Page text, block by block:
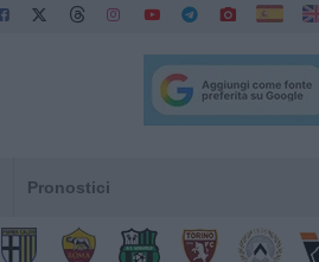
Pronostici